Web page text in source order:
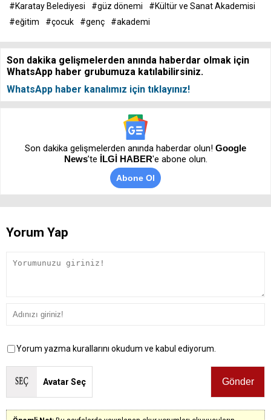
#Karatay Belediyesi #güz dönemi
#Kültür ve Sanat Akademisi
#eğitim
#çocuk #genç #akademi
Son dakika gelişmelerden anında haberdar olmak için
WhatsApp haber grubumuza katılabilirsiniz.
WhatsApp haber kanalımız için tıklayınız!
Son dakika gelişmelerden anında haberdar olun! Google
News’te İLGİ HABER'e abone olun.
Abone Ol
Yorum Yap
Yorum yazma kurallarını okudum ve kabul ediyorum.
Avatar Seç